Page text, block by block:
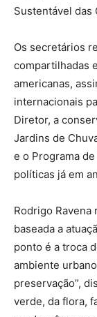
Sustentável das
Os secretários
compartilhadas
americanas,
internacionais
Diretor, a
Jardins de
e o Programa
políticas já em
Rodrigo
baseada a
ponto é a troca
ambiente
preservação”,
verde, da flora,